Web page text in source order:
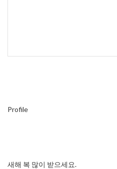
Profile
새해 복 많이 받으세요.